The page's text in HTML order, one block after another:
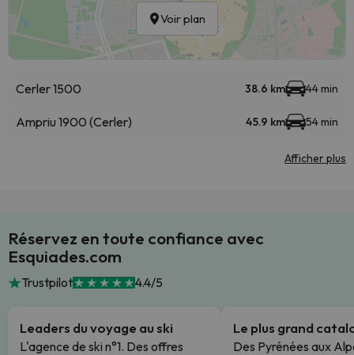
Voir plan
Cerler 1500 38.6 km 44 min
Ampriu 1900 (Cerler) 45.9 km 54 min
Afficher plus
Réservez en toute confiance avec
Esquiades.com
Trustpilot 4.4/5
Leaders du voyage au ski
L'agence de ski n°1. Des offres
Le plus grand
Des Pyrénées aux